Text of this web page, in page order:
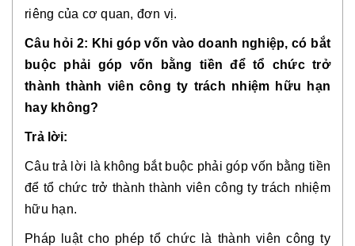
riêng của cơ quan, đơn vị.
Câu hỏi 2: Khi góp vốn vào doanh nghiệp, có bắt
buộc phải góp vốn bằng tiền để tổ chức trở
thành thành viên công ty trách nhiệm hữu hạn
hay không?
Trả lời:
Câu trả lời là không bắt buộc phải góp vốn bằng tiền
để tổ chức trở thành thành viên công ty trách nhiệm
hữu hạn.
Pháp luật cho phép tổ chức là thành viên công ty